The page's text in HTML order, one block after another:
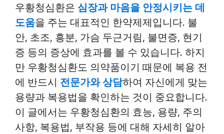
우황청심환은 심장과 마음을 안정시키는 데
도움을 주는 대표적인 한약제제입니다. 불
안, 초조, 흥분, 가슴 두근거림, 불면증, 현기
증 등의 증상에 효과를 볼 수 있습니다. 하지
만 우황청심환도 의약품이기 때문에 복용 전
에 반드시 전문가와 상담하여 자신에게 맞는
용량과 복용법을 확인하는 것이 중요합니다.
이 글에서는 우황청심환의 효능, 용량, 주의
사항, 복용법, 부작용 등에 대해 자세히 알아